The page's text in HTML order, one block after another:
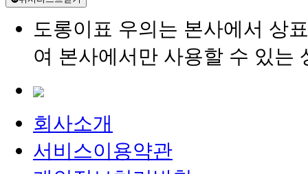
도롱이표 우의는 본사에서 상
여 본사에서만 사용할 수 있는
회사소개
서비스이용약관